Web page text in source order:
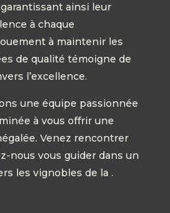
ainsi leur
à chaque
à maintenir les
de qualité témoigne de
l’excellence.
une équipe passionnée
à vous offrir une
Venez rencontrer
nous vous guider dans un
les vignobles de la .